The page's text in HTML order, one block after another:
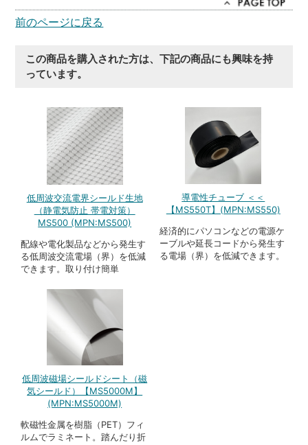
前のページに戻る
この商品を購入された方は、下記の商品にも興味を持
っています。
低周波交流電界シールド生地
（静電気防止 帯電対策）
MS500 (MPN:MS500)
配線や電化製品などから発生す
る低周波交流電場（界）を低減
できます。取り付け簡単
導電性チューブ ＜＜
【MS550T】(MPN:MS550)
経済的にパソコンなどの電源ケ
ーブルや延長コードから発生す
る電場（界）を低減できます。
低周波磁場シールドシート（磁
気シールド）【MS5000M】
(MPN:MS5000M)
軟磁性金属を樹脂（PET）フィ
ルムでラミネート。踏んだり折